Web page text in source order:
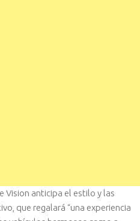
Vision anticipa el estilo y las
que regalará “una experiencia